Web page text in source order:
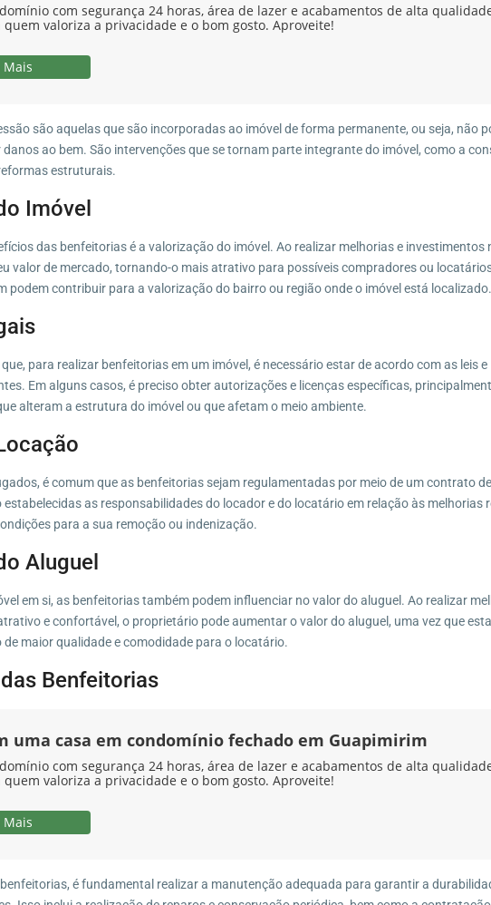
com segurança 24 horas, área de lazer e acabamentos de alta
quem valoriza a privacidade e o bom gosto. Aproveite!
Mais
são aquelas que são incorporadas ao imóvel de forma permanente, ou seja, não
ao bem. São intervenções que se tornam parte integrante do imóvel, como a
estruturais.
Imóvel
das benfeitorias é a valorização do imóvel. Ao realizar melhorias e investimentos
valor de mercado, tornando-o mais atrativo para possíveis compradores ou
podem contribuir para a valorização do bairro ou região onde o imóvel está localizado.
para realizar benfeitorias em um imóvel, é necessário estar de acordo com as leis e
Em alguns casos, é preciso obter autorizações e licenças específicas,
alteram a estrutura do imóvel ou que afetam o meio ambiente.
é comum que as benfeitorias sejam regulamentadas por meio de um contrato
estabelecidas as responsabilidades do locador e do locatário em relação às melhorias
para a sua remoção ou indenização.
Aluguel
em si, as benfeitorias também podem influenciar no valor do aluguel. Ao realizar
e confortável, o proprietário pode aumentar o valor do aluguel, uma vez que
maior qualidade e comodidade para o locatário.
Benfeitorias
uma casa em condomínio fechado em Guapimirim
com segurança 24 horas, área de lazer e acabamentos de alta
quem valoriza a privacidade e o bom gosto. Aproveite!
Mais
é fundamental realizar a manutenção adequada para garantir a